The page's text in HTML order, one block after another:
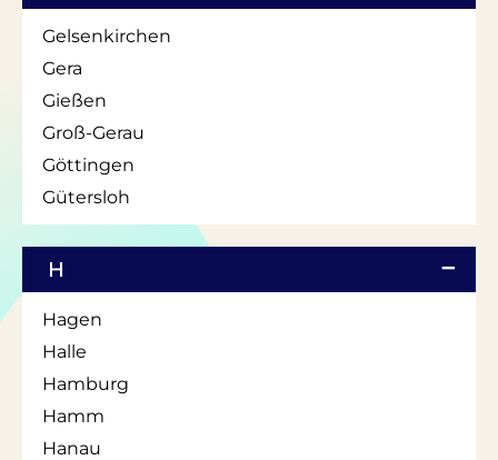
Gelsenkirchen
Gera
Gießen
Groß-Gerau
Göttingen
Gütersloh
H
Hagen
Halle
Hamburg
Hamm
Hanau